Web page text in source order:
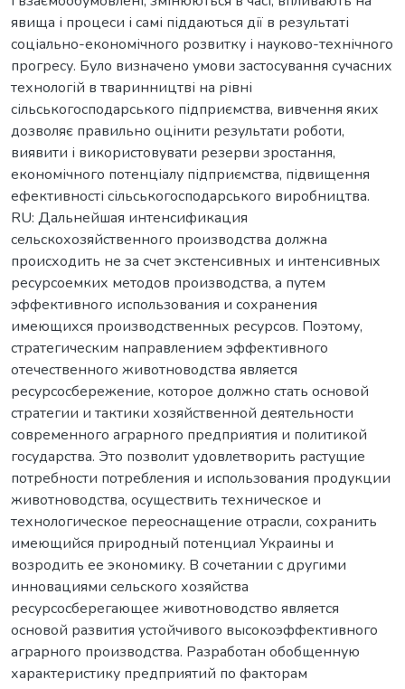
явища і процеси і самі піддаються дії в результаті
соціально-економічного розвитку і науково-технічного
прогресу. Було визначено умови застосування сучасних
технологій в тваринництві на рівні
сільськогосподарського підприємства, вивчення яких
дозволяє правильно оцінити результати роботи,
виявити і використовувати резерви зростання,
економічного потенціалу підприємства, підвищення
ефективності сільськогосподарського виробництва.
RU: Дальнейшая интенсификация
сельскохозяйственного производства должна
происходить не за счет экстенсивных и интенсивных
ресурсоемких методов производства, а путем
эффективного использования и сохранения
имеющихся производственных ресурсов. Поэтому,
стратегическим направлением эффективного
отечественного животноводства является
ресурсосбережение, которое должно стать основой
стратегии и тактики хозяйственной деятельности
современного аграрного предприятия и политикой
государства. Это позволит удовлетворить растущие
потребности потребления и использования продукции
животноводства, осуществить техническое и
технологическое переоснащение отрасли, сохранить
имеющийся природный потенциал Украины и
возродить ее экономику. В сочетании с другими
инновациями сельского хозяйства
ресурсосберегающее животноводство является
основой развития устойчивого высокоэффективного
аграрного производства. Разработан обобщенную
характеристику предприятий по факторам